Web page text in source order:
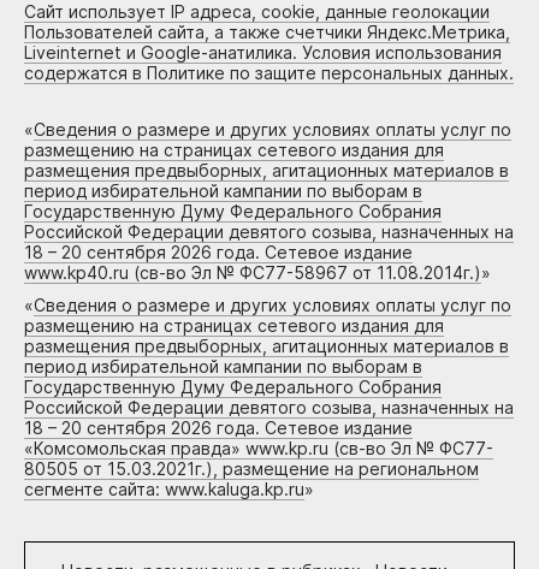
Сайт использует IP адреса, cookie, данные геолокации
Пользователей сайта, а также счетчики Яндекс.Метрика,
Liveinternet и Google-анатилика. Условия использования
содержатся в Политике по защите персональных данных.
«Сведения о размере и других условиях оплаты услуг по
размещению на страницах сетевого издания для
размещения предвыборных, агитационных материалов в
период избирательной кампании по выборам в
Государственную Думу Федерального Собрания
Российской Федерации девятого созыва, назначенных на
18 – 20 сентября 2026 года. Сетевое издание
www.kp40.ru (св-во Эл № ФС77-58967 от 11.08.2014г.)»
«Сведения о размере и других условиях оплаты услуг по
размещению на страницах сетевого издания для
размещения предвыборных, агитационных материалов в
период избирательной кампании по выборам в
Государственную Думу Федерального Собрания
Российской Федерации девятого созыва, назначенных на
18 – 20 сентября 2026 года. Сетевое издание
«Комсомольская правда» www.kp.ru (св-во Эл № ФС77-
80505 от 15.03.2021г.), размещение на региональном
сегменте сайта: www.kaluga.kp.ru»